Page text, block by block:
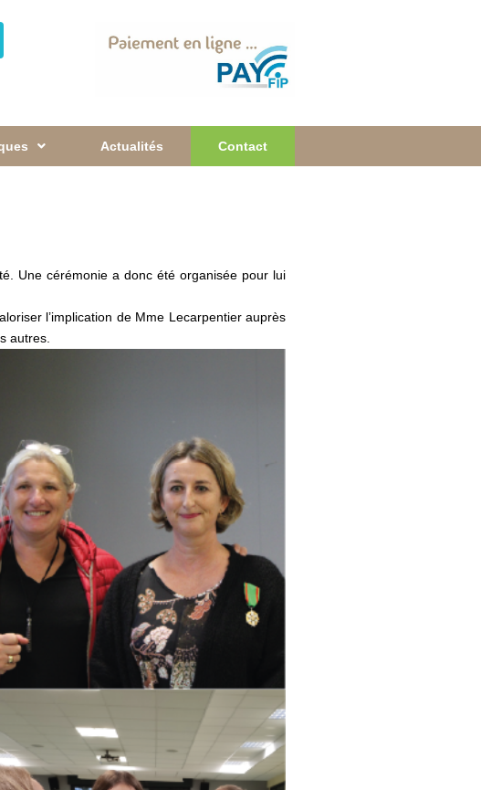
Actualités Contact
Une cérémonie a donc été organisée pour lui
l’implication de Mme Lecarpentier auprès
autres.